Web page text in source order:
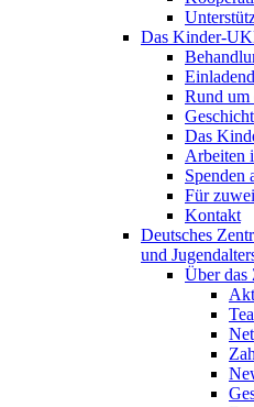
Das Kinder-
Rund um
Das
Arbeiten
Spenden
Für
Kontakt
Deutsches
und
Über das